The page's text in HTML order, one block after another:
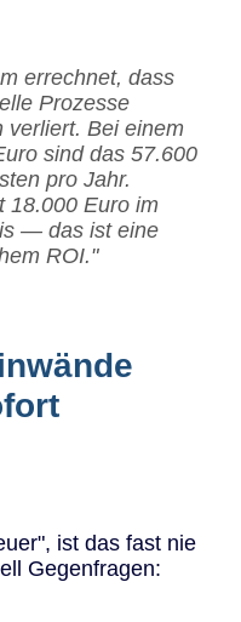
errechnet, dass
Prozesse
verliert. Bei einem
sind das 57.600
pro Jahr.
18.000 Euro im
— das ist eine
ROI."
ist das fast nie
Gegenfragen: